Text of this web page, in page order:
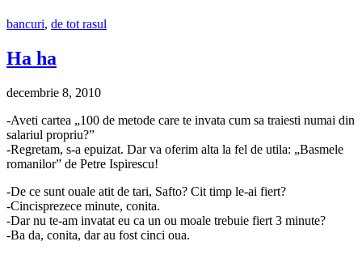
bancuri, de tot rasul
Ha ha
decembrie 8, 2010
-Aveti cartea „100 de metode care te invata cum sa traiesti numai din
salariul propriu?”
-Regretam, s-a epuizat. Dar va oferim alta la fel de utila: „Basmele
romanilor” de Petre Ispirescu!
-De ce sunt ouale atit de tari, Safto? Cit timp le-ai fiert?
-Cincisprezece minute, conita.
-Dar nu te-am invatat eu ca un ou moale trebuie fiert 3 minute?
-Ba da, conita, dar au fost cinci oua.